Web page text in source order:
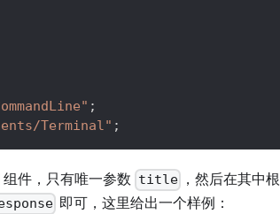
;
Terminal" ;
组件，只有唯一参数 title，然后在其中根
即可，这里给出一个样例：